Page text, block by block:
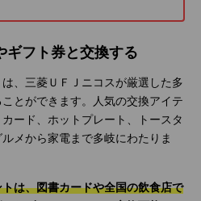
ギフト券と交換する
、三菱ＵＦＪニコスが厳選した多
とができます。人気の交換アイテ
ード、ホットプレート、トースタ
メから家電まで多岐にわたりま
は、図書カードや全国の飲食店で